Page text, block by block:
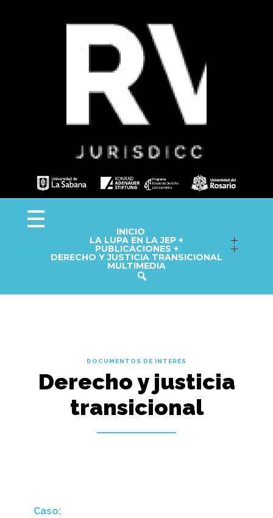
INICIO
LA LUPA EN LA JEP +
Seguimiento a macrocasos
Fichas técnicas
Cápsulas informativas
PUBLICACIONES +
Informes del Observatorio
Repositorio
DERECHO Y JUSTICIA TRANSICIONAL
MULTIMEDIA
DOCUMENTOS DE INTERÉS
Derecho y justicia
transicional
Caso: